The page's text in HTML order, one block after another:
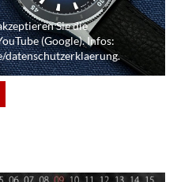
Sie die
(Google). Infos: